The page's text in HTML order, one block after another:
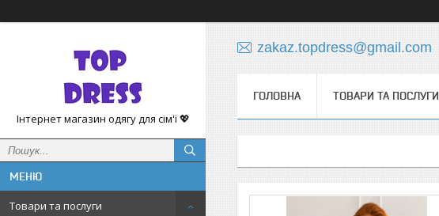
Інтернет магазин одягу для сім'ї 💖
Товари та послуги
zakaz.topdress@gmail.com
ГОЛОВНА ТОВАРИ ТА ПОСЛУГИ